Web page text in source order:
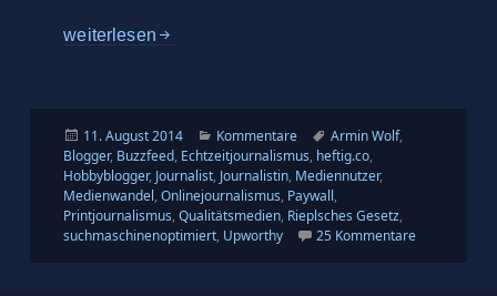
10 Gründe, warum sich der Onlinejournalismus in
weiterlesen
Veröffentlicht
am
11. August 2014 Kategorien
Kommentare Schlagwörter
Armin Wolf,
Blogger, Buzzfeed, Echtzeitjournalismus, heftig.co,
Hobbyblogger, Journalist, Journalistin, Mediennutzer,
Medienwandel,Onlinejournalismus, Paywall,
Printjournalismus,Qualitätsmedien, Rieplsches Gesetz,
suchmaschinenoptimiert, Upworthy 25 Kommentarezu 10